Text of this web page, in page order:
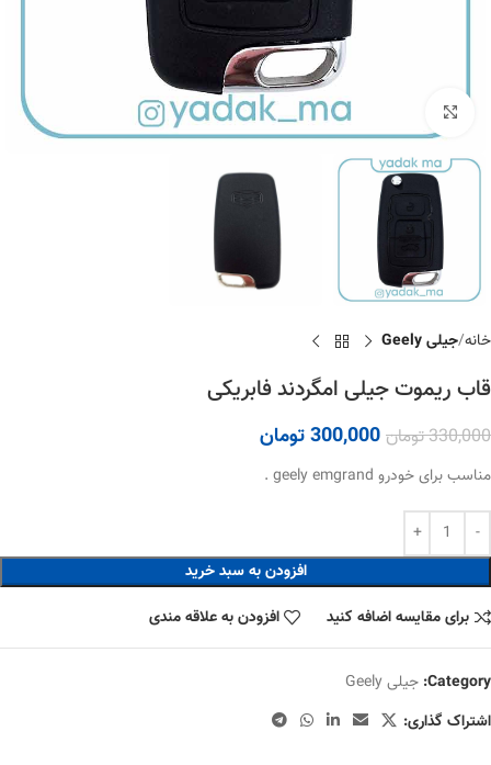
برای بزرگنمایی کلیک کنید
خانه جیلی Geely
قاب ریموت جیلی امگردند فابریکی
330,000تومان300,000تومان
مناسب برای خودرو geely emgrand .
افزودن به سبد خرید
برای مقایسه اضافه کنید
افزودن به علاقه مندی
Category: جیلی Geely
اشتراک گذاری: